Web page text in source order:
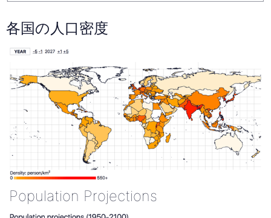
各国の人口密度
Population Projections